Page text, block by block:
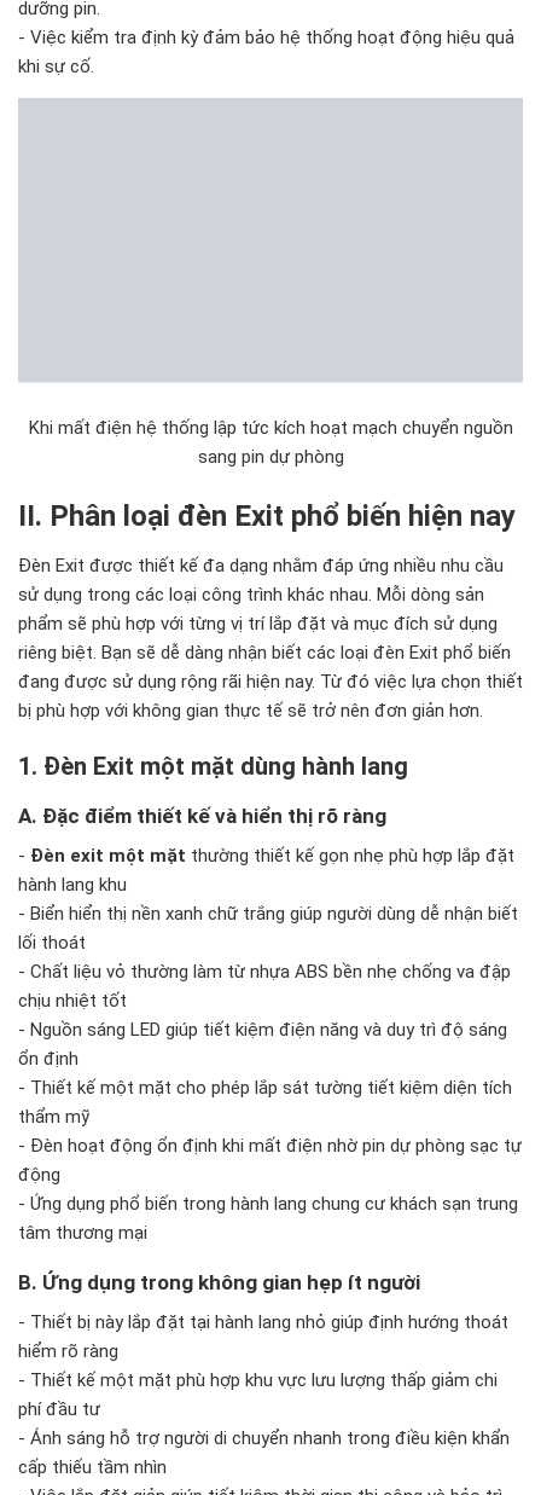
dưỡng pin.
- Việc kiểm tra định kỳ đảm bảo hệ thống hoạt động hiệu quả
khi sự cố.
Khi mất điện hệ thống lập tức kích hoạt mạch chuyển nguồn
sang pin dự phòng
II. Phân loại đèn Exit phổ biến hiện nay
Đèn Exit được thiết kế đa dạng nhằm đáp ứng nhiều nhu cầu
sử dụng trong các loại công trình khác nhau. Mỗi dòng sản
phẩm sẽ phù hợp với từng vị trí lắp đặt và mục đích sử dụng
riêng biệt. Bạn sẽ dễ dàng nhận biết các loại đèn Exit phổ biến
đang được sử dụng rộng rãi hiện nay. Từ đó việc lựa chọn thiết
bị phù hợp với không gian thực tế sẽ trở nên đơn giản hơn.
1. Đèn Exit một mặt dùng hành lang
A. Đặc điểm thiết kế và hiển thị rõ ràng
- Đèn exit một mặt thường thiết kế gọn nhẹ phù hợp lắp đặt
hành lang khu
- Biển hiển thị nền xanh chữ trắng giúp người dùng dễ nhận biết
lối thoát
- Chất liệu vỏ thường làm từ nhựa ABS bền nhẹ chống va đập
chịu nhiệt tốt
- Nguồn sáng LED giúp tiết kiệm điện năng và duy trì độ sáng
ổn định
- Thiết kế một mặt cho phép lắp sát tường tiết kiệm diện tích
thẩm mỹ
- Đèn hoạt động ổn định khi mất điện nhờ pin dự phòng sạc tự
động
- Ứng dụng phổ biến trong hành lang chung cư khách sạn trung
tâm thương mại
B. Ứng dụng trong không gian hẹp ít người
- Thiết bị này lắp đặt tại hành lang nhỏ giúp định hướng thoát
hiểm rõ ràng
- Thiết kế một mặt phù hợp khu vực lưu lượng thấp giảm chi
phí đầu tư
- Ánh sáng hỗ trợ người di chuyển nhanh trong điều kiện khẩn
cấp thiếu tầm nhìn